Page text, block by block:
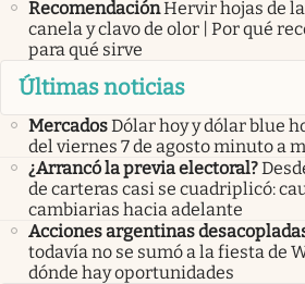
RecomendaciónHervir hojas de
canela y clavo de olor | Por qué
para qué sirve
Últimas noticias
MercadosDólar hoy y dólar blue
del viernes 7 de agosto minuto a
¿Arrancó la previa electoral?
de carteras casi se cuadriplicó:
cambiarias hacia adelante
Acciones argentinas
todavía no se sumó a la fiesta de
dónde hay oportunidades